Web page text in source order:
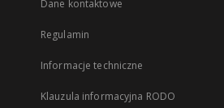
Dane kontaktowe
Regulamin
Informacje techniczne
Klauzula informacyjna RODO